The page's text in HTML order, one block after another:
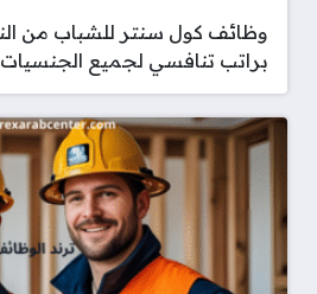
وظائف كول سنتر للشباب من
براتب تنافسي لجميع الجنسيات